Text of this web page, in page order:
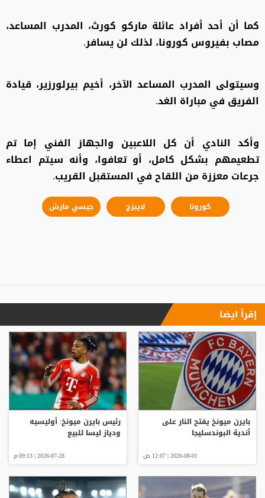
كما أن أحد أفراد عائلة ماركو كورث، المدرب المساعد،
مصاب بفيروس كورونا، لذلك لن يسافر.
وسيتولى المدرب المساعد الآخر، أخيم بيرلورزير، قيادة
الفريق في مباراة الغد.
وأكد النادي أن كل اللاعبين والجهاز الفني إما تم
تطعيمهم بشكل كامل، أو تعافوا، وأنه سيتم اعطاء
جرعات معززة من اللقاح في المستقبل القريب.
كورونا لايبزج جيسي مارش
إقرأ ايضا
بايرن ميونخ يفتح النار على
أندية البوندسليجا
2026-08-01 | 12:07 ص
رئيس بايرن ميونخ: أوليسيه
ودياز ليسا للبيع
2026-07-28 | 09:13 م